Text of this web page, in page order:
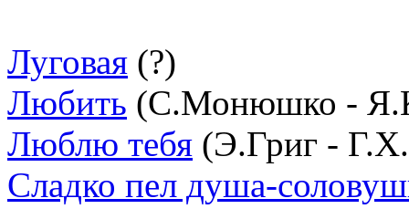
Луговая (?)
Любить (С.Монюшко -
Люблю тебя (Э.Григ -
Сладко пел душа-